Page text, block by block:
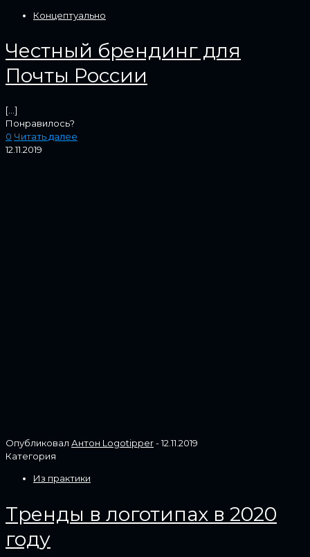
Концептуально
Честный брендинг для
Почты России
[…]
Понравилось?
0 Читать далее
12.11.2019
Опубликовал Антон Logotipper-12.11.2019
Категория
Из практики
Тренды в логотипах в 2020
году